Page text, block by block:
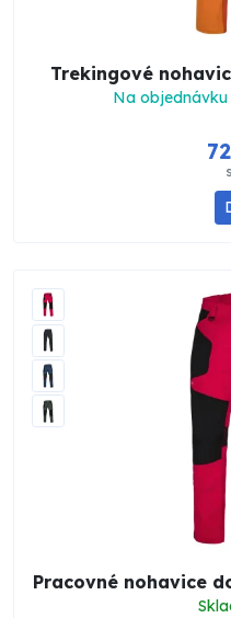
Trekingové
Na
Pracovné nohavice